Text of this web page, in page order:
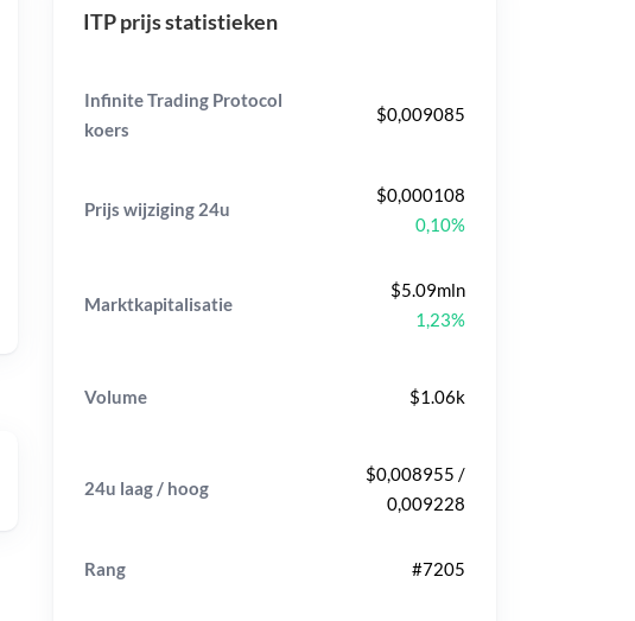
ITP prijs statistieken
Infinite Trading Protocol
koers
$0,009085
Prijs wijziging 24u
$0,000108
0,10%
Marktkapitalisatie
$5.09mln
1,23%
Volume $1.06k
24u laag / hoog
$0,008955 /
0,009228
Rang #7205